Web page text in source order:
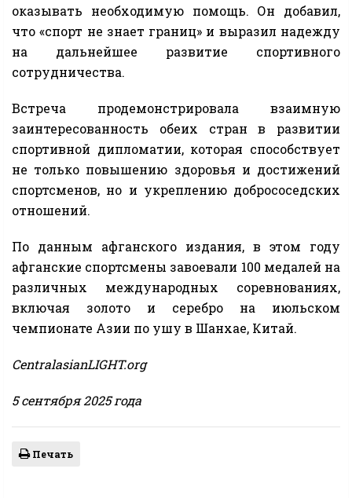
оказывать необходимую помощь. Он добавил,
что «спорт не знает границ» и выразил надежду
на дальнейшее развитие спортивного
сотрудничества.
Встреча продемонстрировала взаимную
заинтересованность обеих стран в развитии
спортивной дипломатии, которая способствует
не только повышению здоровья и достижений
спортсменов, но и укреплению добрососедских
отношений.
По данным афганского издания, в этом году
афганские спортсмены завоевали 100 медалей на
различных международных соревнованиях,
включая золото и серебро на июльском
чемпионате Азии по ушу в Шанхае, Китай.
CentralasianLIGHT.org
5 сентября 2025 года
Печать